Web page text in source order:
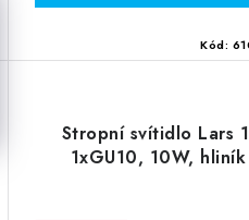
Kód:
Stropní svítidlo Lars
1xGU10, 10W, hliník